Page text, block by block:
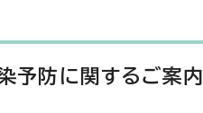
予防に関するご案内